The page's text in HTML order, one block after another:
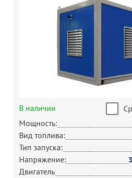
В наличии
Мощность:
Вид топлива:
Тип запуска:
Напряжение:
Двигатель